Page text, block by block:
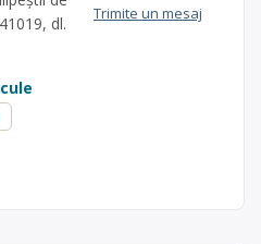
dl.
Trimite un mesaj